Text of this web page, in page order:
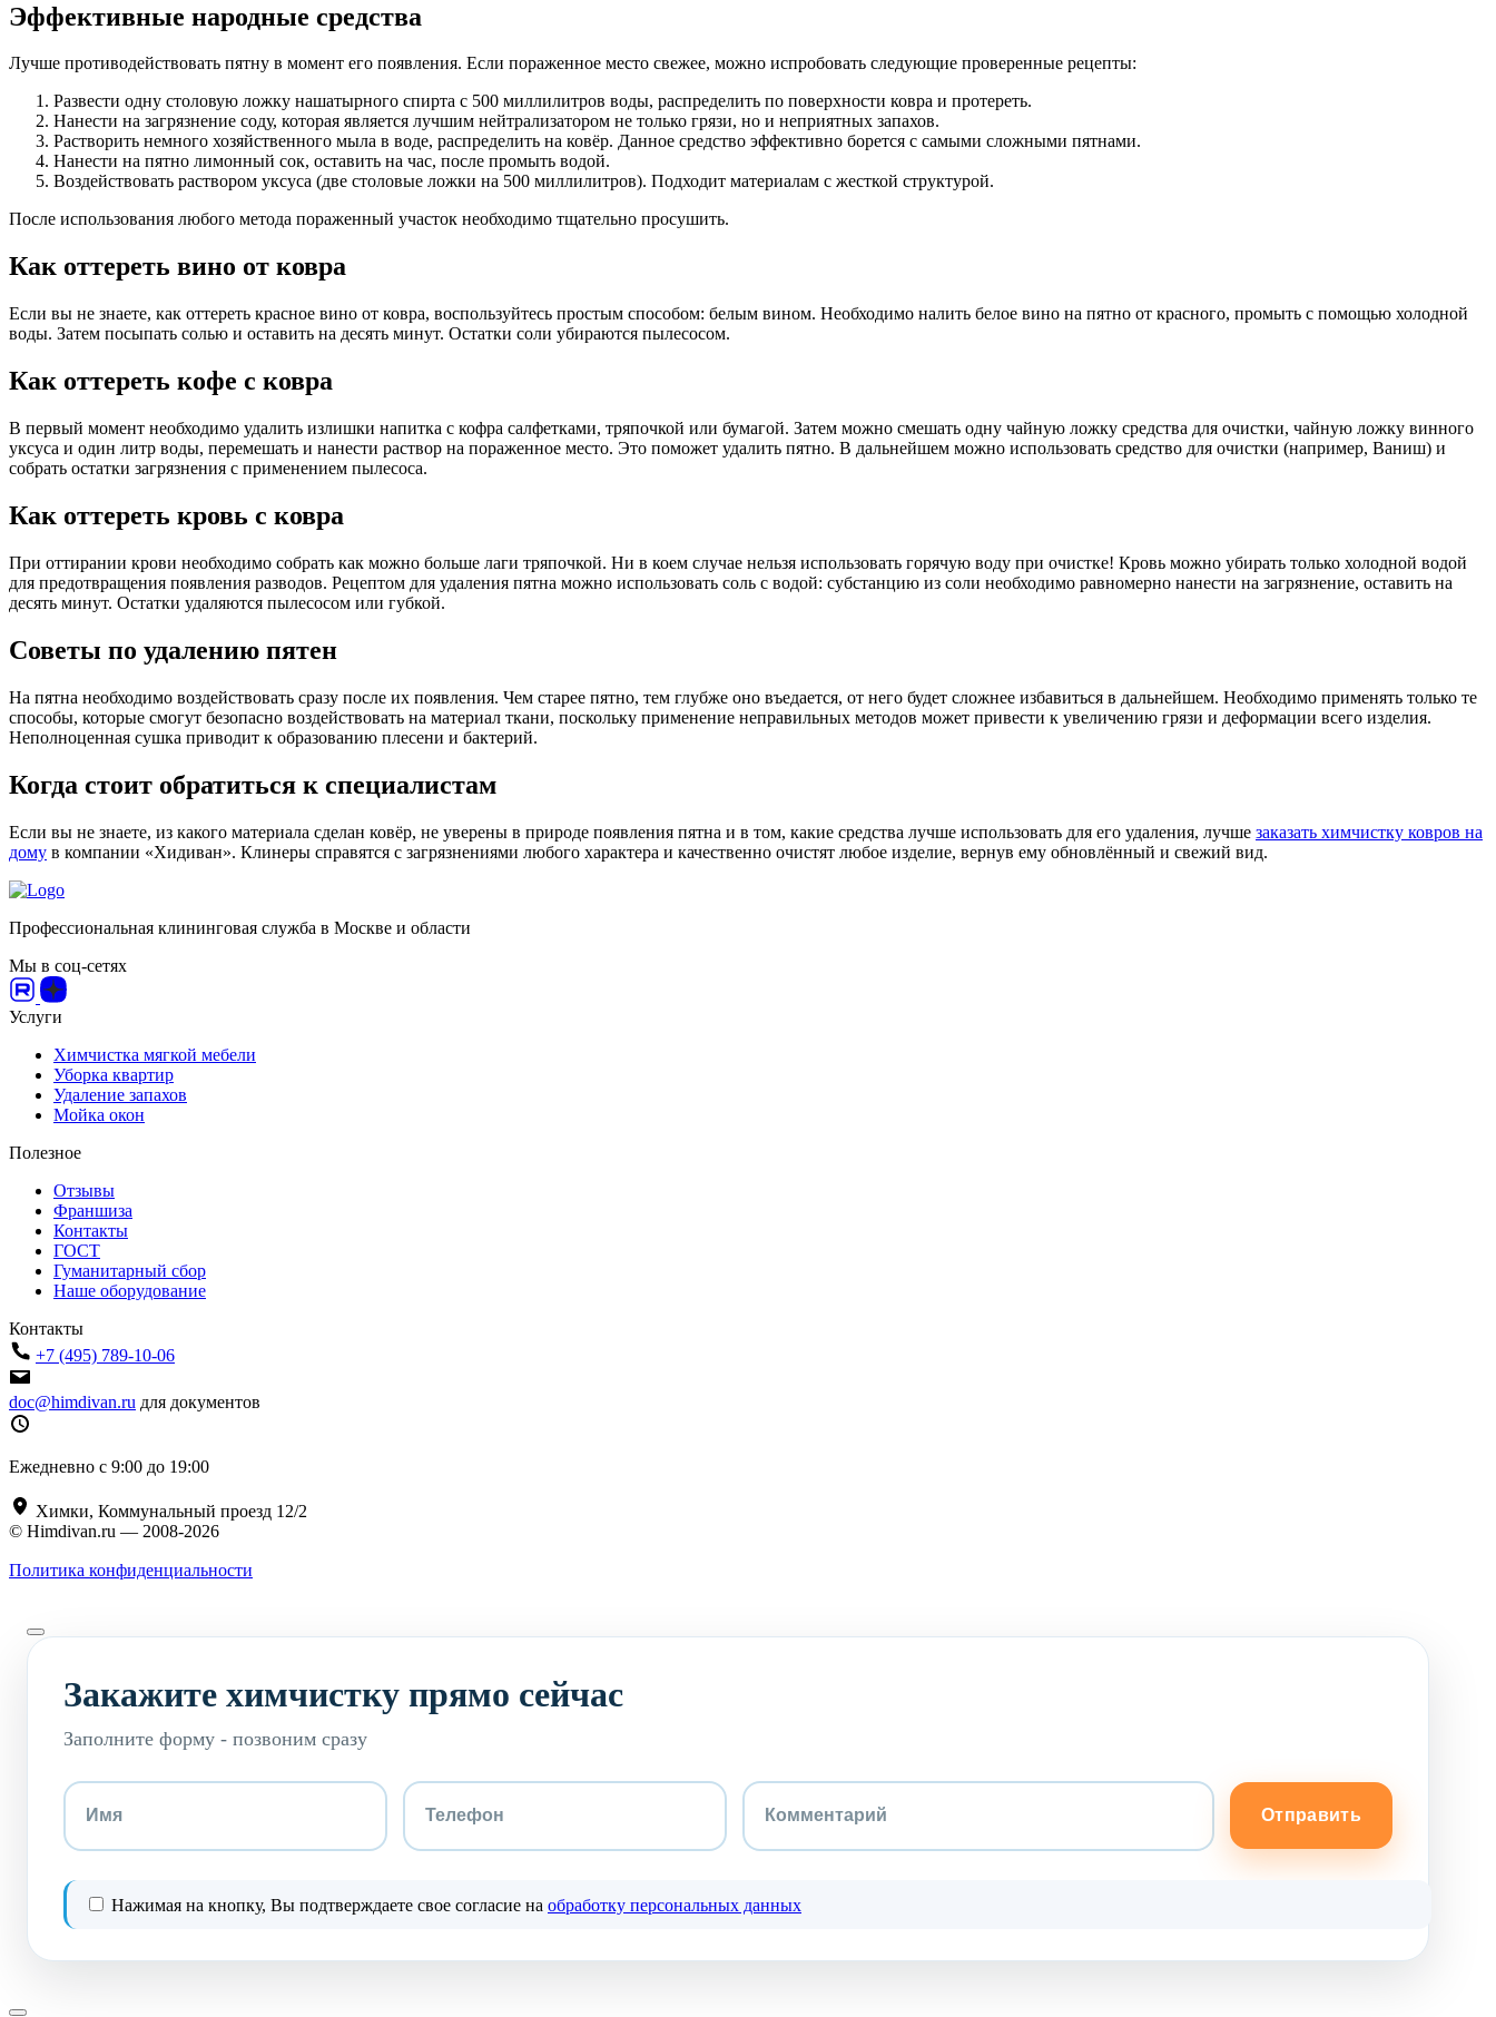
Эффективные народные средства
Лучше противодействовать пятну в момент его появления. Если пораженное место свежее, можно испробовать следующие проверенные рецепты:
Развести одну столовую ложку нашатырного спирта с 500 миллилитров воды, распределить по поверхности ковра и протереть.
Нанести на загрязнение соду, которая является лучшим нейтрализатором не только грязи, но и неприятных запахов.
Растворить немного хозяйственного мыла в воде, распределить на ковёр. Данное средство эффективно борется с самыми сложными пятнами.
Нанести на пятно лимонный сок, оставить на час, после промыть водой.
Воздействовать раствором уксуса (две столовые ложки на 500 миллилитров). Подходит материалам с жесткой структурой.
После использования любого метода пораженный участок необходимо тщательно просушить.
Как оттереть вино от ковра
Если вы не знаете, как оттереть красное вино от ковра, воспользуйтесь простым способом: белым вином. Необходимо налить белое вино на пятно от красного, промыть с помощью холодной
воды. Затем посыпать солью и оставить на десять минут. Остатки соли убираются пылесосом.
Как оттереть кофе с ковра
В первый момент необходимо удалить излишки напитка с кофра салфетками, тряпочкой или бумагой. Затем можно смешать одну чайную ложку средства для очистки, чайную ложку винного
уксуса и один литр воды, перемешать и нанести раствор на пораженное место. Это поможет удалить пятно. В дальнейшем можно использовать средство для очистки (например, Ваниш) и
собрать остатки загрязнения с применением пылесоса.
Как оттереть кровь с ковра
При оттирании крови необходимо собрать как можно больше лаги тряпочкой. Ни в коем случае нельзя использовать горячую воду при очистке! Кровь можно убирать только холодной водой
для предотвращения появления разводов. Рецептом для удаления пятна можно использовать соль с водой: субстанцию из соли необходимо равномерно нанести на загрязнение, оставить на
десять минут. Остатки удаляются пылесосом или губкой.
Советы по удалению пятен
На пятна необходимо воздействовать сразу после их появления. Чем старее пятно, тем глубже оно въедается, от него будет сложнее избавиться в дальнейшем. Необходимо применять только те
способы, которые смогут безопасно воздействовать на материал ткани, поскольку применение неправильных методов может привести к увеличению грязи и деформации всего изделия.
Неполноценная сушка приводит к образованию плесени и бактерий.
Когда стоит обратиться к специалистам
Если вы не знаете, из какого материала сделан ковёр, не уверены в природе появления пятна и в том, какие средства лучше использовать для его удаления, лучше заказать химчистку ковров на
дому в компании «Хидиван». Клинеры справятся с загрязнениями любого характера и качественно очистят любое изделие, вернув ему обновлённый и свежий вид.
Профессиональная клининговая служба в Москве и области
Мы в соц-сетях
Услуги
Химчистка мягкой мебели
Уборка квартир
Удаление запахов
Мойка окон
Полезное
Отзывы
Франшиза
Контакты
ГОСТ
Гуманитарный сбор
Наше оборудование
Контакты
+7 (495) 789-10-06
doc@himdivan.ru для документов
Ежедневно с 9:00 до 19:00
Химки, Коммунальный проезд 12/2
© Himdivan.ru — 2008-2026
Политика конфиденциальности
Закажите химчистку прямо сейчас
Заполните форму - позвоним сразу
Отправить
Нажимая на кнопку, Вы подтверждаете свое согласие на обработку персональных данных